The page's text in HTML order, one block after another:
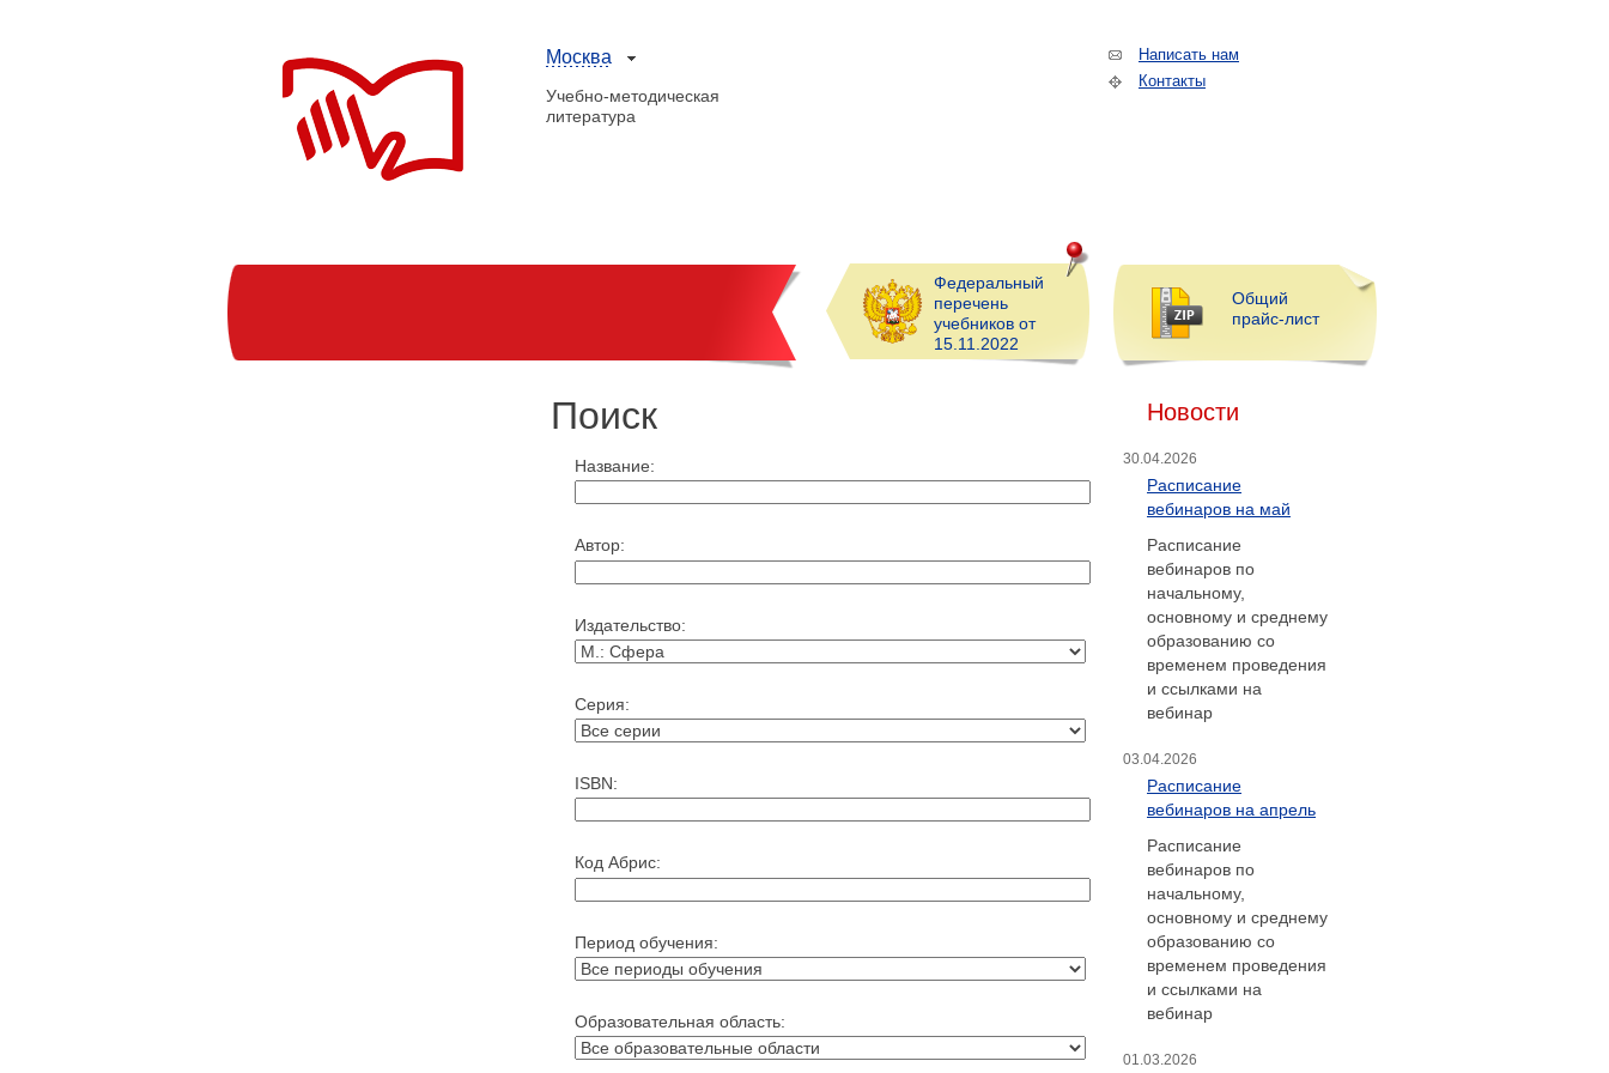
Москва
Учебно-методическая
литература
Написать нам
Контакты
Федеральный
перечень
учебников от
15.11.2022
Общий
прайс-лист
Поиск
Название:
Автор:
Издательство:
Серия:
ISBN:
Код Абрис:
Период обучения:
Образовательная область:
Новости
30.04.2026
Расписание
вебинаров на май
Расписание
вебинаров по
начальному,
основному и среднему
образованию со
временем проведения
и ссылками на
вебинар
03.04.2026
Расписание
вебинаров на апрель
Расписание
вебинаров по
начальному,
основному и среднему
образованию со
временем проведения
и ссылками на
вебинар
01.03.2026